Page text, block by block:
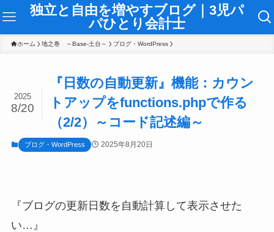
独立と自由を増やすブログ｜3児パ
パひとり会計士
ホーム 地之巻 ～Base-土台～ ブログ・WordPress
『日数の自動更新』機能：カウン
トアップをfunctions.phpで作る
（2/2）～コード記述編～
2025
8/20
ブログ・WordPress 2025年8月20日
『ブログの更新日数を自動計算して表示させた
い…』